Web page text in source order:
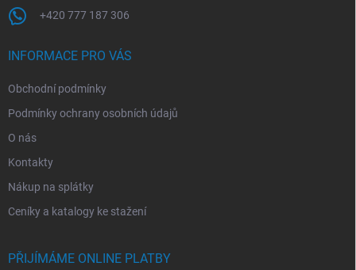
+420 777 187 306
INFORMACE PRO VÁS
Obchodní podmínky
Podmínky ochrany osobních údajů
O nás
Kontakty
Nákup na splátky
Ceníky a katalogy ke stažení
PŘIJÍMÁME ONLINE PLATBY